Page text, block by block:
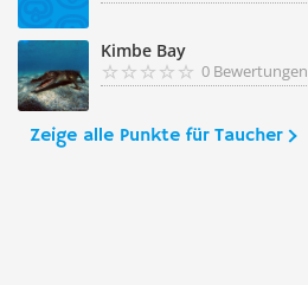
Kimbe Bay
0 Bewertungen
Zeige alle Punkte für Taucher